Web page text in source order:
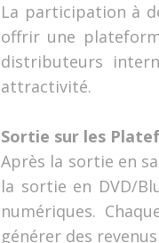
La participation à
offrir une
distributeurs
attractivité.
Sortie sur les
Après la sortie en
la sortie en DVD/
numériques.
générer des